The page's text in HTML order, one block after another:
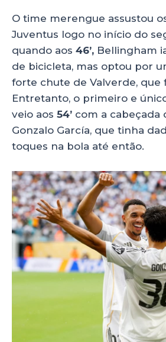
O time merengue assustou
Juventus logo no início do
quando aos 46’, Bellingham
de bicicleta, mas optou por
forte chute de Valverde, que
Entretanto, o primeiro e
veio aos 54’ com a cabeçada
Gonzalo García, que tinha
toques na bola até então.